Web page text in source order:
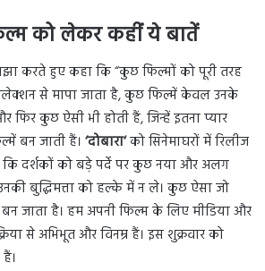
को लेकर कहीं ये बातें
करते हुए कहा कि “कुछ फिल्मों को पूरी तरह
से मापा जाता है, कुछ फिल्में केवल उनके
फिर कुछ ऐसी भी होती हैं, जिन्हें इतना प्यार
बन जाती हैं। ‘दोबारा‘को सिनेमाघरों में रिलीज
कि दर्शकों को बड़े पर्दे पर कुछ नया और अलग
बुद्धिमत्ता को हल्के में न ले। कुछ ऐसा जो
जाता है। हम अपनी फिल्म के लिए मीडिया और
से अभिभूत और विनम्र हैं। इस शुक्रवार को